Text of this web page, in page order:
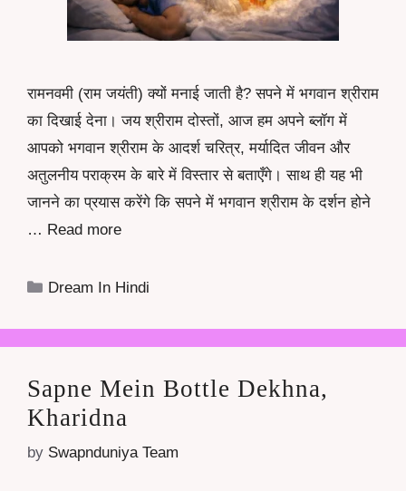
रामनवमी (राम जयंती) क्यों मनाई जाती है? सपने में भगवान श्रीराम
का दिखाई देना। जय श्रीराम दोस्तों, आज हम अपने ब्लॉग में
आपको भगवान श्रीराम के आदर्श चरित्र, मर्यादित जीवन और
अतुलनीय पराक्रम के बारे में विस्तार से बताएँगे। साथ ही यह भी
जानने का प्रयास करेंगे कि सपने में भगवान श्रीराम के दर्शन होने
… Read more
Categories
Dream In Hindi
Sapne Mein Bottle Dekhna,
Kharidna
by Swapnduniya Team